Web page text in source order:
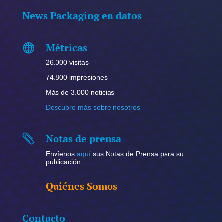
News Packaging en datos
 Métricas
26.000 visitas
74.800 impresiones
Más de 3.000 noticias
Descubre más sobre nosotros
 Notas de prensa
Envíenos aquísus Notas de Prensa para su
publicación
Quiénes Somos
Contacto